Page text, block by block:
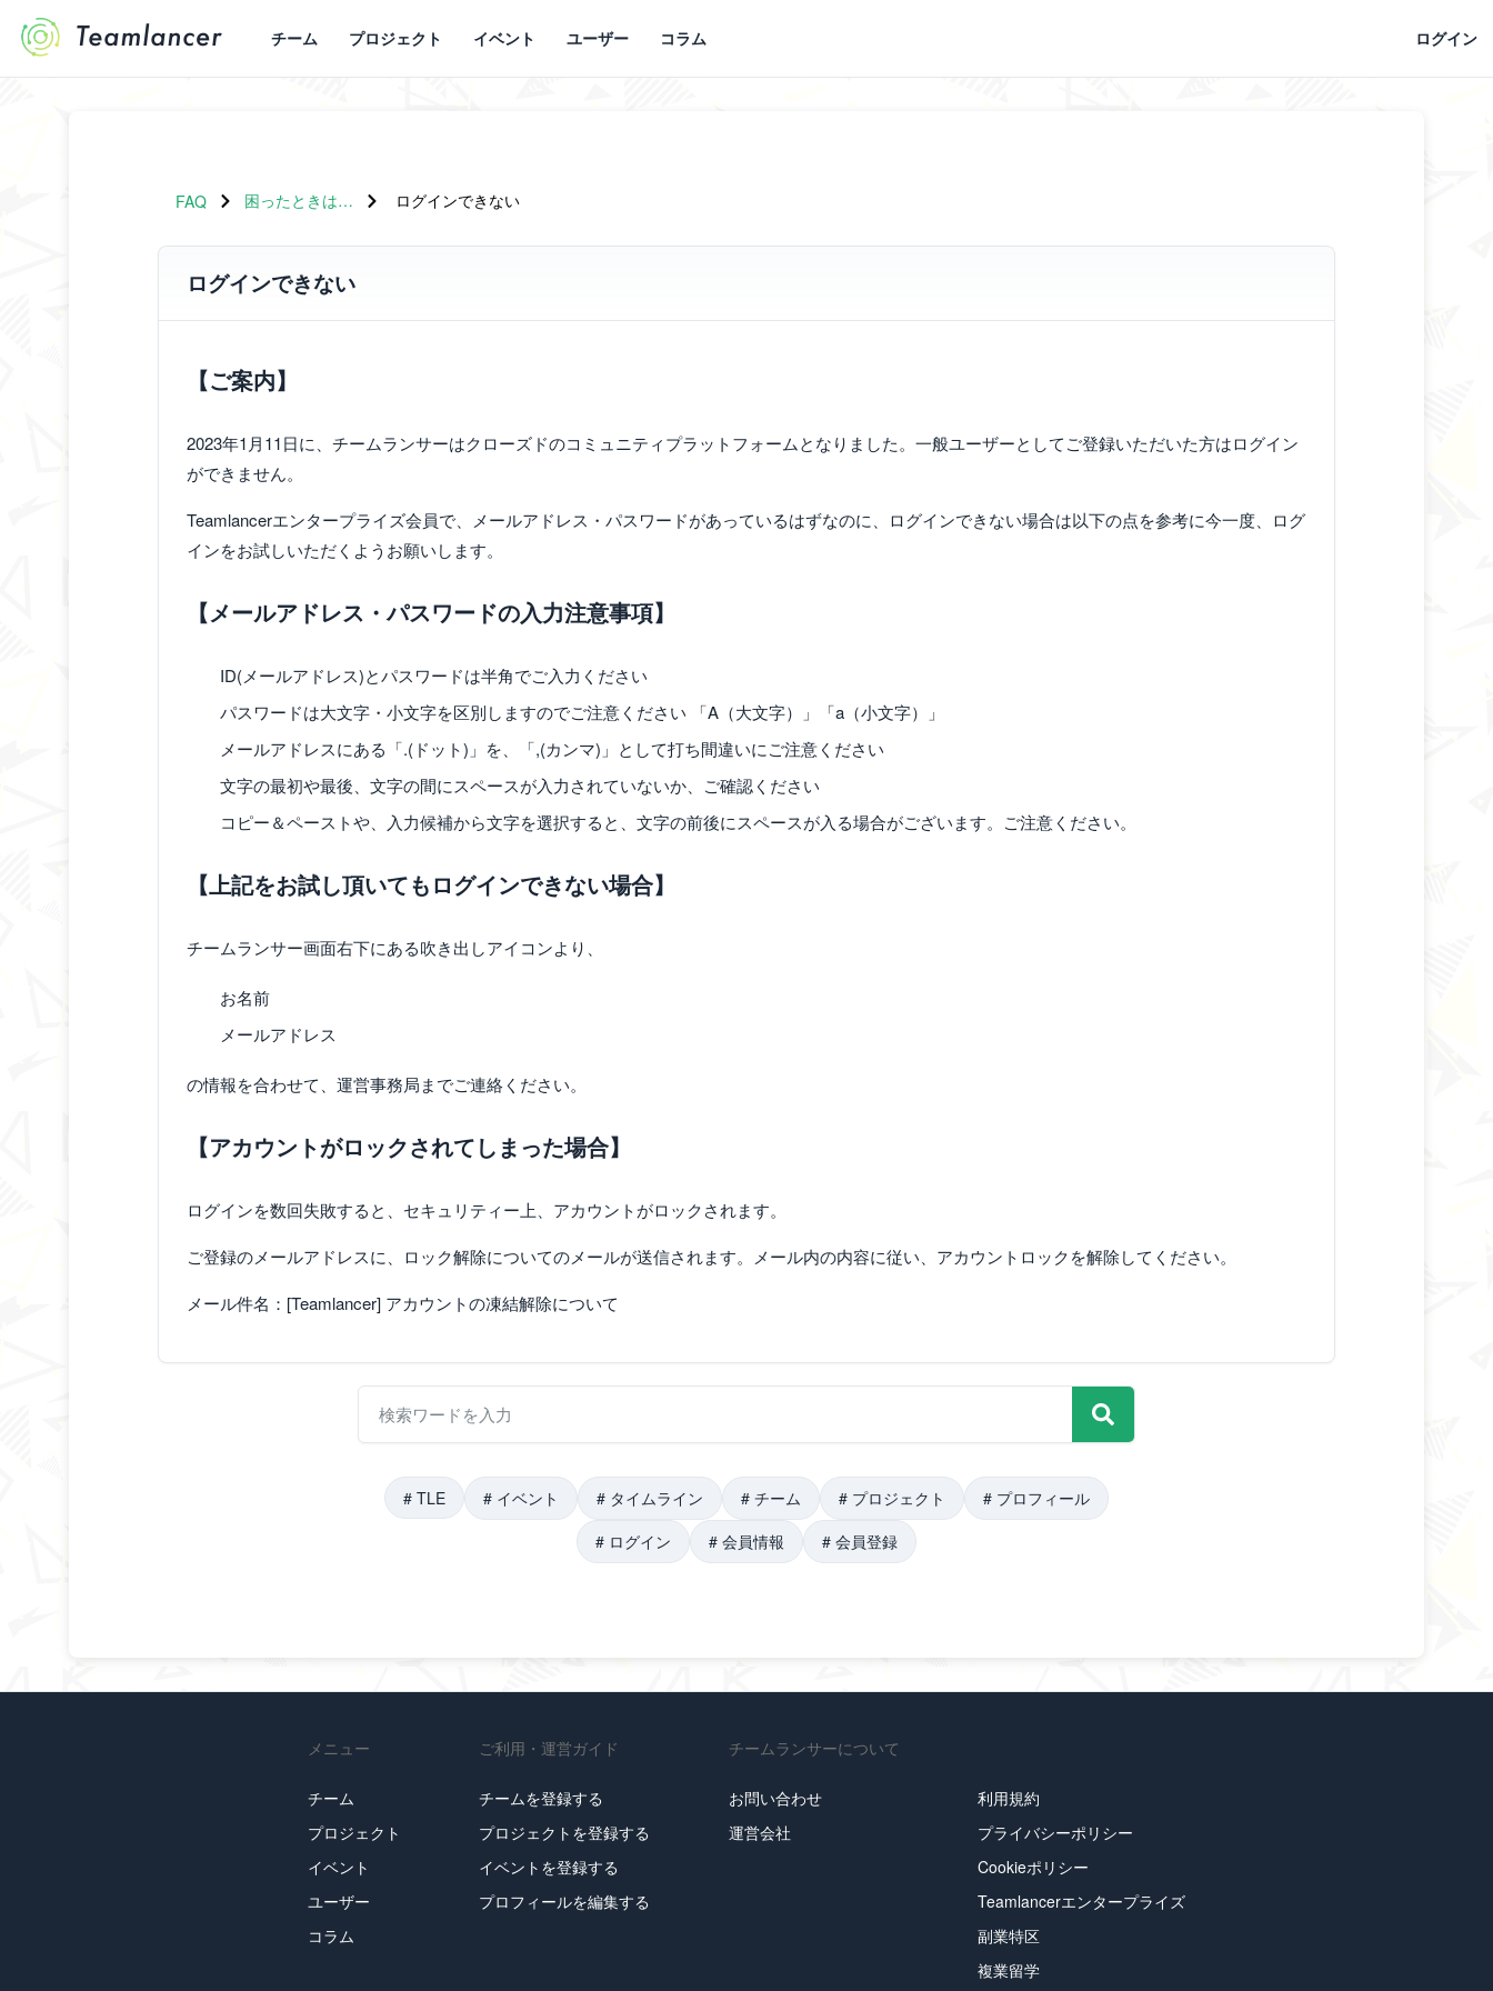
チーム プロジェクト イベント ユーザー コラム ログイン
FAQ 困ったときは… ログインできない
ログインできない
【ご案内】
2023年1月11日に、チームランサーはクローズドのコミュニティプラットフォームとなりました。一般ユーザーとしてご登録いただいた方はログイン
ができません。
Teamlancerエンタープライズ会員で、メールアドレス・パスワードがあっているはずなのに、ログインできない場合は以下の点を参考に今一度、ログ
インをお試しいただくようお願いします。
【メールアドレス・パスワードの入力注意事項】
ID(メールアドレス)とパスワードは半角でご入力ください
パスワードは大文字・小文字を区別しますのでご注意ください 「A（大文字）」「a（小文字）」
メールアドレスにある「.(ドット)」を、「,(カンマ)」として打ち間違いにご注意ください
文字の最初や最後、文字の間にスペースが入力されていないか、ご確認ください
コピー＆ペーストや、入力候補から文字を選択すると、文字の前後にスペースが入る場合がございます。ご注意ください。
【上記をお試し頂いてもログインできない場合】
チームランサー画面右下にある吹き出しアイコンより、
お名前
メールアドレス
の情報を合わせて、運営事務局までご連絡ください。
【アカウントがロックされてしまった場合】
ログインを数回失敗すると、セキュリティー上、アカウントがロックされます。
ご登録のメールアドレスに、ロック解除についてのメールが送信されます。メール内の内容に従い、アカウントロックを解除してください。
メール件名：[Teamlancer] アカウントの凍結解除について
検索ワードを入力 FAQを検索するための入力フィールドです
# TLE # イベント # タイムライン # チーム # プロジェクト # プロフィール
# ログイン # 会員情報 # 会員登録
メニュー
チーム
プロジェクト
イベント
ユーザー
コラム
ご利用・運営ガイド
チームを登録する
プロジェクトを登録する
イベントを登録する
プロフィールを編集する
チームランサーについて
お問い合わせ
運営会社
利用規約
プライバシーポリシー
Cookieポリシー
Teamlancerエンタープライズ
副業特区
複業留学